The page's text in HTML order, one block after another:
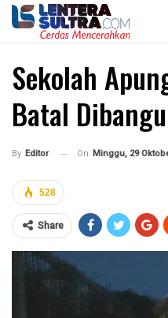
Sekolah
Batal
By Editor On Minggu, 29
528
Share